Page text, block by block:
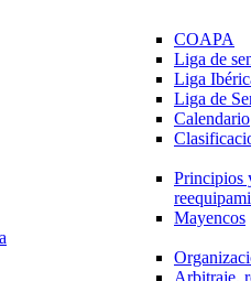
COAPA
Liga de
Liga
Liga de
Calendario
Principios
Mayencos
Arbitraje,